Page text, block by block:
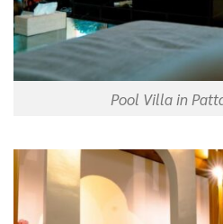
Pool Villa in